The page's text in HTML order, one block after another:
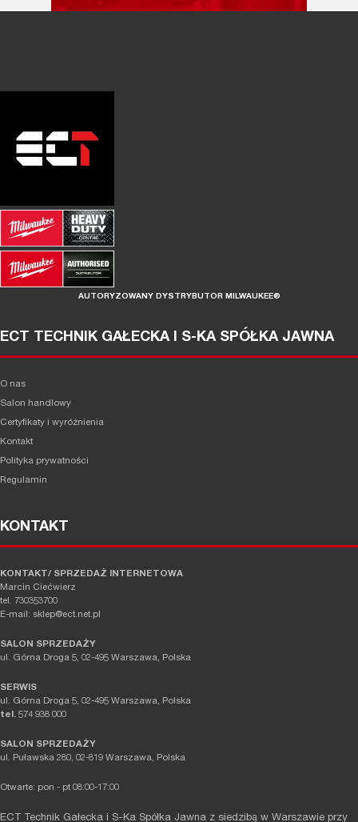
AUTORYZOWANY DYSTRYBUTOR MILWAUKEE®
ECT TECHNIK GAŁECKA I S-KA SPÓŁKA JAWNA
O nas
Salon handlowy
Certyfikaty i wyróżnienia
Kontakt
Polityka prywatności
Regulamin
KONTAKT
KONTAKT/ SPRZEDAŻ INTERNETOWA
Marcin Ciećwierz
tel. 730353700
E-mail: sklep@ect.net.pl
SALON SPRZEDAŻY
ul. Górna Droga 5, 02-495 Warszawa, Polska
SERWIS
ul. Górna Droga 5, 02-495 Warszawa, Polska
tel. 574 938 000
SALON SPRZEDAŻY
ul. Puławska 280, 02-819 Warszawa, Polska
Otwarte: pon - pt 08:00-17:00
ECT Technik Gałecka i S-Ka Spółka Jawna z siedzibą w Warszawie przy